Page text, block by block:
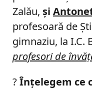
Zalău, şi
profesoară de
gimnaziu, la I.C.
profesori de
?Înțelegem ce